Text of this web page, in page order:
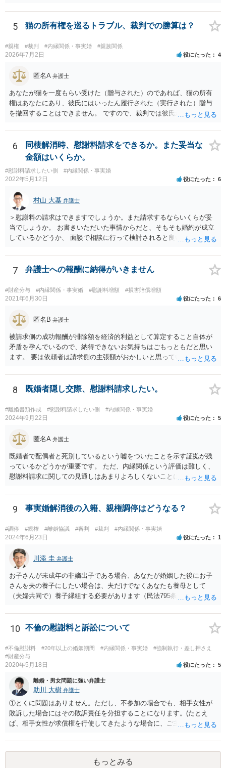
5 猫の所有権を巡るトラブル、裁判での勝算は？
#親権 #裁判 #内縁関係・事実婚 #親族関係
2026年7月2日 役にたった 4
匿名A 弁護士
あなたが猫を一度もらい受けた（贈与された）のであれば、猫の所有
権はあなたにあり、彼氏にはいったん履行された（実行された）贈与
を撤回することはできません。 ですので、裁判では彼氏が勝つことは
の事情からははっきりしませんので、早めに弁護士に面談相談する方
がいいでしょう。 場合によっては弁護士名で通知等出してもらうほう
がいいかもしれません。
6
同棲解消時、慰謝料請求をできるか。また妥当な
金額はいくらか。
#慰謝料請求したい側 #内縁関係・事実婚
2022年5月12日 役にたった 6
村山 大基 弁護士
＞慰謝料の請求はできますでしょうか。また請求するならいくらが妥
当でしょうか。 お書きいただいた事情からだと、そもそも婚約が成立
しているかどうか、 面談で相談に行って検討されると良いと思いま
あるからです。 他方で、実際問題として同棲のために金銭的不利益が
生じているので、 厳密に婚約が成立しているかどうかは別として、話
す。 相手としても、裁判までして争って支払いゼロを目指すよりは、
一定額を支払って円満に解決したいと考える可能性はあります。
7 弁護士への報酬に納得がいきません
#財産分与 #内縁関係・事実婚 #慰謝料増額 #損害賠償増額
2021年6月30日 役にたった 6
匿名B 弁護士
被請求側の成功報酬が排除額を経済的利益として算定すること自体が
矛盾を孕んでいるので、納得できないお気持ちはごもっともだと思い
ます。 要は依頼者は請求側の主張額がおかしいと思っているからこそ
しておきながら、成功報酬の請求の段になるとその「おかしい」請求
側の主張額を基準にして排除額を経済的利益として成功報酬を算定す
るのは、二枚舌との誹りを受けても仕方がない面もあるように思いま
す。 ですので、被請求側の弁護士は、タイムチャージを併用したり、
対応継続月毎に報酬を受けたり、出廷日当で調整したり、できるだけ
いますが、そうなってくると弁護士に勝訴インセンティブが働きにく
くなるのがなかなか難しいところです。 二枚舌を避けつつ、勝訴イン
センティブも確保するためには、請求側の主張額を鵜呑みにした排除
額ベースとするのではなく、弁護士として反対の立場であれば、２～
３割くらいの確率で認められそうな金額がいくらくらいかを提示した
ないと目くじらを立てる依頼者もいそうなので、やはり難点がありま
たり、長期化した場合は追加着手金を請求できるようにしたりして最
悪排除額ベースの成功報酬はもらえなくても気にしないというのが良
いように思っています。 いずれにせよ、どういう形をとるにせよ、支
払う報酬額はあまり変わらないと思いますので、そのとおりに支払っ
ても損にはならないはずです。 基本的に弁護士に1時間動いてもらう
場合の相場は税抜2万円くらいですので、あなたの事件に50時間以上費
やしているのであれば排除額ベースの成功報酬が支払われないと弁護
士にとっては割りの悪い事件ということになるかと存じます。
8 既婚者隠し交際、慰謝料請求したい。
#離婚書類作成 #慰謝料請求したい側 #内縁関係・事実婚
2024年9月22日 役にたった 5
匿名A 弁護士
既婚者で配偶者と死別しているという嘘をついたことを示す証拠が残
っているかどうかが重要です。 ただ、内縁関係という評価は難しく、
慰謝料請求に関しての見通しはあまりよろしくないことにご留意なさ
9 事実婚解消後の入籍、親権調停はどうなる？
#調停 #親権 #離婚協議 #審判 #裁判 #内縁関係・事実婚
2024年6月23日 役にたった 1
川添 圭 弁護士
お子さんが未成年の非嫡出子である場合、あなたが婚姻した後にお子
さんを夫の養子にしたい場合は、夫だけでなくあなたも養母として
（夫婦共同で）養子縁組する必要があります（民法795条本文）。これ
母と子の間が非嫡出子の関係のままではバランスに欠けるためである
と説明されています。 そして、再婚後の養子縁組によって夫婦の共同
親権となった場合は、血縁上の父親からの父を親権者とする協議に代
わる調停及び審判（民法819条5項）は認められないと考えます。 この
点について明確な判例はありませんが、離婚後の親権者変更（民法819
条6項）においては、離婚後に親権者が再婚して元夫婦の子と再婚相手
が養子縁組した場合には、親権者変更の申立ては認められないとする
最高裁判例があり、その判例で述べられている理由は民法819条5項の
場面でも同様であると考えられるからです。
10 不倫の慰謝料と訴訟について
#不倫慰謝料 #20年以上の婚姻期間 #内縁関係・事実婚
#強制執行・差し押さえ
#財産分与
2020年5月18日 役にたった 5
離婚・男女問題に強い弁護士
助川 大樹 弁護士
①とくに問題はありません。ただし、不参加の場合でも、相手女性が
敗訴した場合にはその敗訴責任を分担することになります。(たとえ
ば、相手女性が求償権を行使してきたような場合に、ご主人から、今
能性もあるでしょうが、真相は分かりません。 ③ならないと思いま
す。 ④- ⑤それにはなりえます。 ⑥一般論ですが、裁判官は証拠に基
づいて事実を認定するわけですから、証拠が大切です。 証拠をきちん
もっとみる